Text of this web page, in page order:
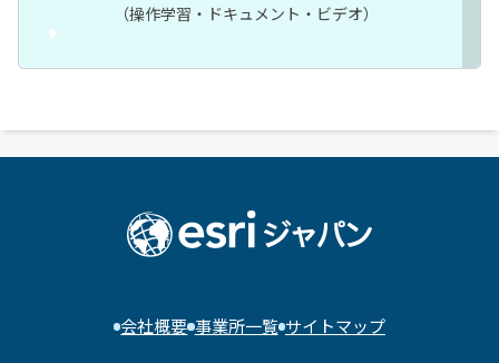
（操作学習・ドキュメント・ビデオ）
会社概要 事業所一覧 サイトマップ